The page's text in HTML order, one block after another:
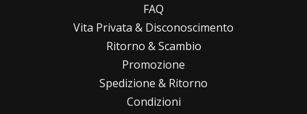
FAQ
Vita Privata & Disconoscimento
Ritorno & Scambio
Promozione
Spedizione & Ritorno
Condizioni